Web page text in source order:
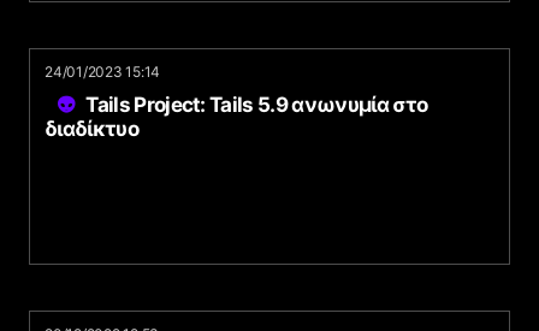
24/01/2023 15:14
Tails Project: Tails 5.9 ανωνυμία στο
διαδίκτυο